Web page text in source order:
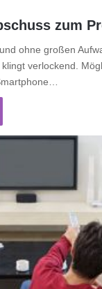
zum
ohne großen
verlockend.